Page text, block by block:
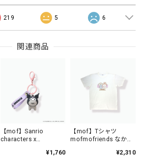
219 5 6
関連商品
【mof】Sanrio
characters x
しPVCキーホルダー¥1,760
【mof】Tシャツ
mofmofriends なかよ
¥2,310